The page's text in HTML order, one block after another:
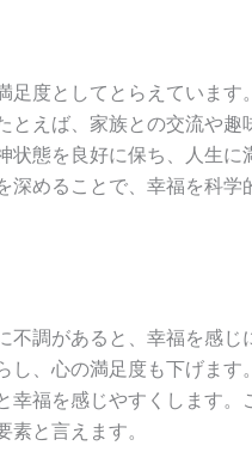
度としてとらえています
とえば、家族との交流や趣
状態を良好に保ち、人生に
深めることで、幸福を科学
不調があると、幸福を感じ
し、心の満足度も下げます
幸福を感じやすくします。
と言えます。